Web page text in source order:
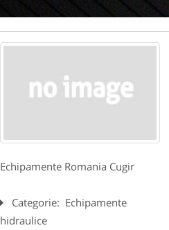
Echipamente Romania Cugir
Categorie: Echipamente
hidraulice